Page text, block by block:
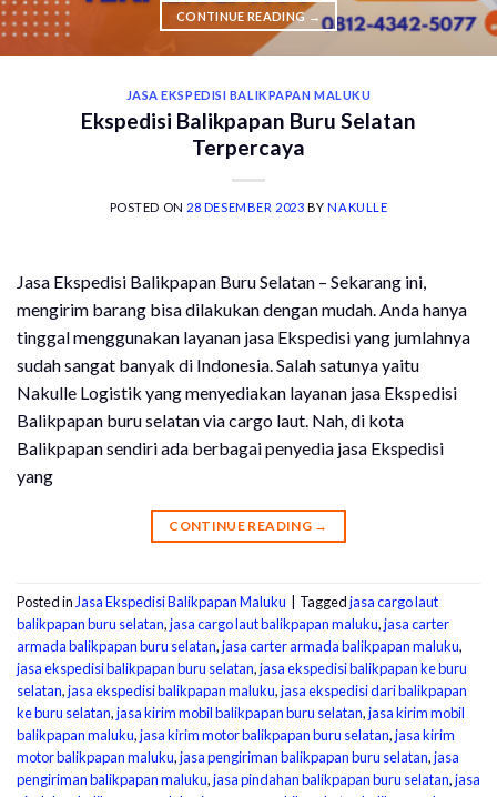
CONTINUE READING →
JASA EKSPEDISI BALIKPAPAN MALUKU
Ekspedisi Balikpapan Buru Selatan
Terpercaya
POSTED ON 28 DESEMBER 2023 BYNAKULLE
Jasa Ekspedisi Balikpapan Buru Selatan – Sekarang ini,
mengirim barang bisa dilakukan dengan mudah. Anda hanya
tinggal menggunakan layanan jasa Ekspedisi yang jumlahnya
sudah sangat banyak di Indonesia. Salah satunya yaitu
Nakulle Logistik yang menyediakan layanan jasa Ekspedisi
Balikpapan buru selatan via cargo laut. Nah, di kota
Balikpapan sendiri ada berbagai penyedia jasa Ekspedisi
yang
CONTINUE READING →
Posted in Jasa Ekspedisi Balikpapan Maluku Taggedjasa cargo laut
balikpapan buru selatan,jasa cargo laut balikpapan maluku,jasa carter
armada balikpapan buru selatan,jasa carter armada balikpapan maluku,
jasa ekspedisi balikpapan buru selatan,jasa ekspedisi balikpapan ke buru
selatan,jasa ekspedisi balikpapan maluku,jasa ekspedisi dari balikpapan
ke buru selatan,jasa kirim mobil balikpapan buru selatan,jasa kirim mobil
balikpapan maluku,jasa kirim motor balikpapan buru selatan,jasa kirim
motor balikpapan maluku,jasa pengiriman balikpapan buru selatan,jasa
pengiriman balikpapan maluku,jasa pindahan balikpapan buru selatan,jasa